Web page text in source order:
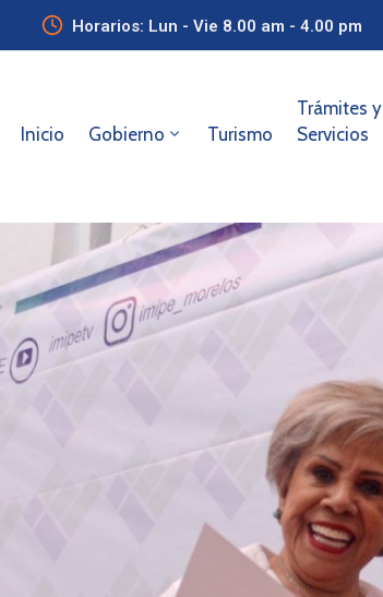
Horarios: Lun - Vie 8.00 am - 4.00 pm
Inicio Gobierno Turismo
Trámites y
Servicios